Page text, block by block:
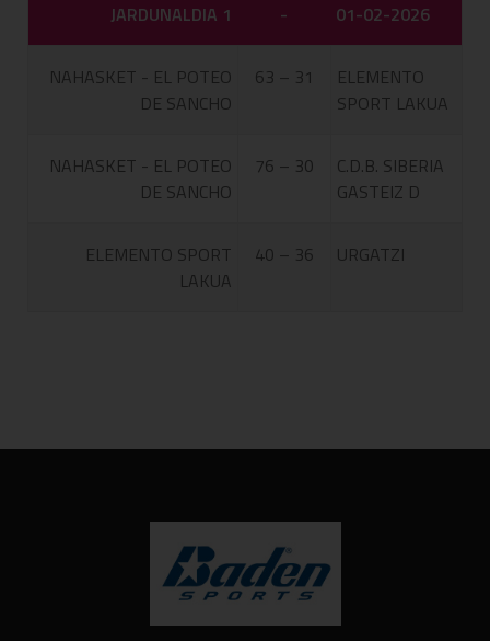
JARDUNALDIA 1 - 01-02-2026
NAHASKET - EL POTEO
DE SANCHO
63 – 31
ELEMENTO
SPORT LAKUA
NAHASKET - EL POTEO
DE SANCHO
76 – 30
C.D.B. SIBERIA
GASTEIZ D
ELEMENTO SPORT
LAKUA
40 – 36 URGATZI